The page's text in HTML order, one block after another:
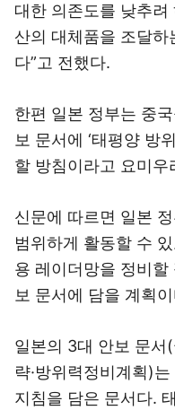
대한 의존도를 낮추려
산의 대체품을 조달하
다”고 전했다.
한편 일본 정부는 중
보 문서에 ‘태평양 방
할 방침이라고 요미
신문에 따르면 일본
범위하게 활동할 수
용 레이더망을 정비
보 문서에 담을 계획
일본의 3대 안보 문서
략·방위력정비계획)
지침을 담은 문서다.